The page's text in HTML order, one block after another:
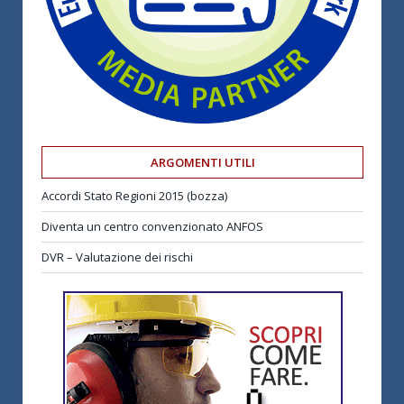
ARGOMENTI UTILI
Accordi Stato Regioni 2015 (bozza)
Diventa un centro convenzionato ANFOS
DVR – Valutazione dei rischi